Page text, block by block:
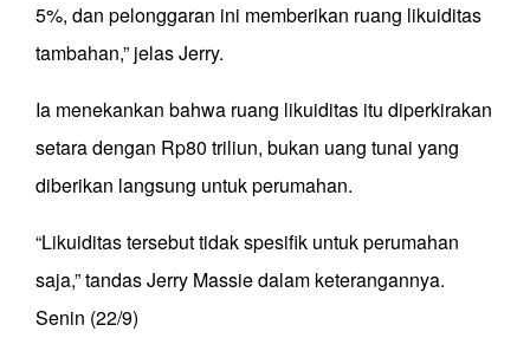
5%, dan pelonggaran ini memberikan ruang likuiditas
tambahan,” jelas Jerry.
Ia menekankan bahwa ruang likuiditas itu diperkirakan
setara dengan Rp80 triliun, bukan uang tunai yang
diberikan langsung untuk perumahan.
“Likuiditas tersebut tidak spesifik untuk perumahan
saja,” tandas Jerry Massie dalam keterangannya.
Senin (22/9)